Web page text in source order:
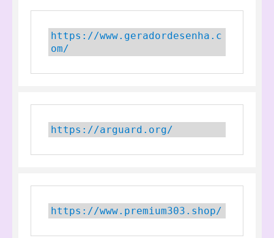
https://www.geradordesenha.c
om/
https://arguard.org/
https://www.premium303.shop/